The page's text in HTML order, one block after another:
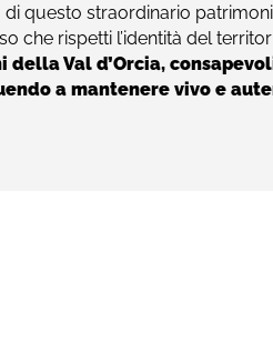
di questo straordinario
che rispetti l’identità del
della Val d’Orcia,
a mantenere vivo e